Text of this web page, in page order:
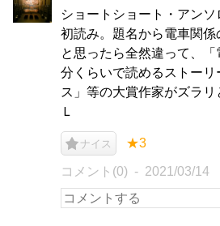
ショートショート・アン
初読み。題名から電車関
と思ったら全然違って、
分くらいで読めるストーリ
ス」等の大賞作家がズラ
Ｌ
ナイス ★3
コメント(0) 2021/03/14